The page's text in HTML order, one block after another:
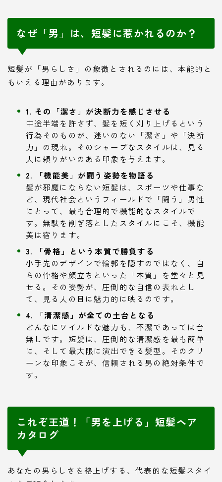
なぜ「男」は、短髪に惹かれるのか？
短髪が「男らしさ」の象徴とされるのには、本能的と
もいえる理由があります。
1. その「潔さ」が決断力を感じさせる
中途半端を許さず、髪を短く刈り上げるという
行為そのものが、迷いのない「潔さ」や「決断
力」の現れ。そのシャープなスタイルは、見る
人に頼りがいのある印象を与えます。
2. 「機能美」が闘う姿勢を物語る
髪が邪魔にならない短髪は、スポーツや仕事な
ど、現代社会というフィールドで「闘う」男性
にとって、最も合理的で機能的なスタイルで
す。無駄を削ぎ落としたスタイルにこそ、機能
美は宿ります。
3. 「骨格」という本質で勝負する
小手先のデザインで輪郭を隠すのではなく、自
らの骨格や顔立ちといった「本質」を堂々と見
せる。その姿勢が、圧倒的な自信の表れとし
て、見る人の目に魅力的に映るのです。
4. 「清潔感」が全ての土台となる
どんなにワイルドな魅力も、不潔であっては台
無しです。短髪は、圧倒的な清潔感を最も簡単
に、そして最大限に演出できる髪型。そのクリ
ーンな印象こそが、信頼される男の絶対条件で
す。
これぞ王道！「男を上げる」短髪ヘア
カタログ
あなたの男らしさを格上げする、代表的な短髪スタイ